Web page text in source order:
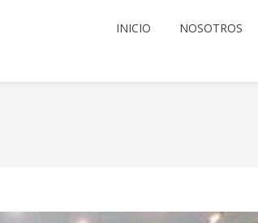
INICIO NOSOTROS